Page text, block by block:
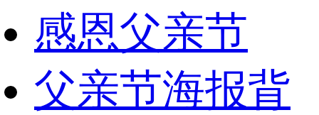
感恩父亲节
父亲节海报背